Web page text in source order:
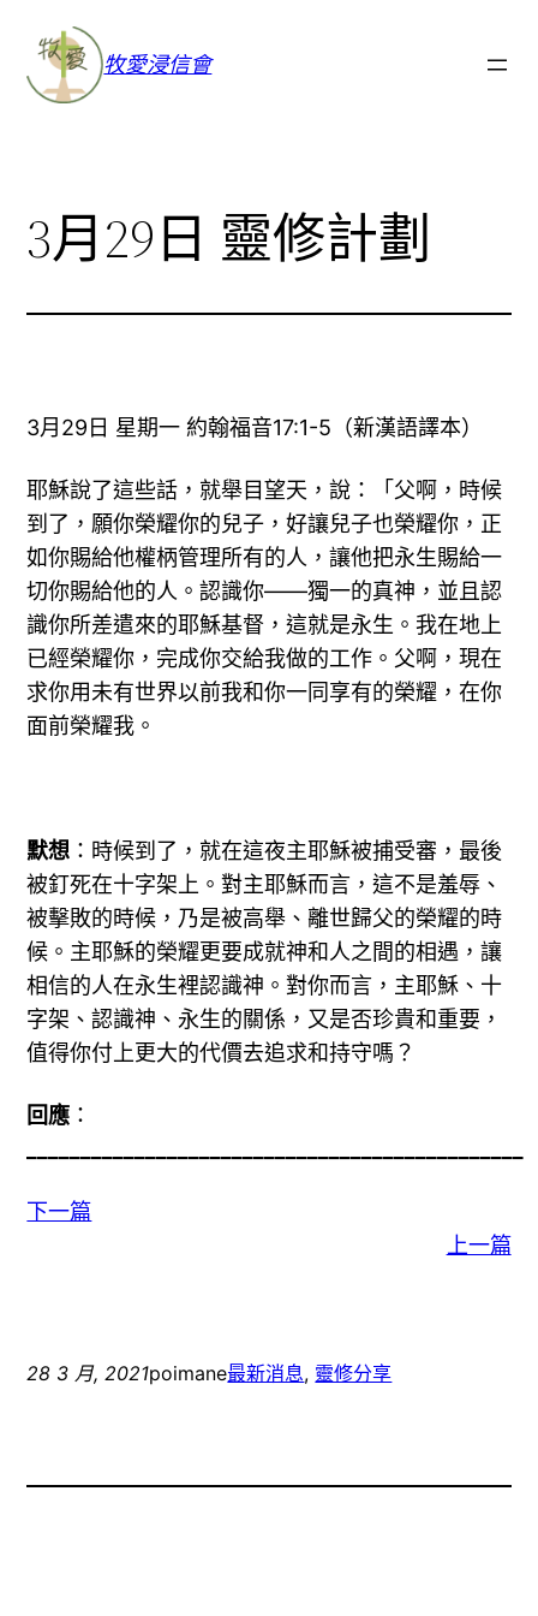
牧愛浸信會
3月29日 靈修計劃
3月29日 星期一 約翰福音17:1-5（新漢語譯本）
耶穌說了這些話，就舉目望天，說：「父啊，時候
到了，願你榮耀你的兒子，好讓兒子也榮耀你，正
如你賜給他權柄管理所有的人，讓他把永生賜給一
切你賜給他的人。認識你——獨一的真神，並且認
識你所差遣來的耶穌基督，這就是永生。我在地上
已經榮耀你，完成你交給我做的工作。父啊，現在
求你用未有世界以前我和你一同享有的榮耀，在你
面前榮耀我。
默想 ：時候到了，就在這夜主耶穌被捕受審，最後
被釘死在十字架上。對主耶穌而言，這不是羞辱、
被擊敗的時候，乃是被高舉、離世歸父的榮耀的時
候。主耶穌的榮耀更要成就神和人之間的相遇，讓
相信的人在永生裡認識神。對你而言，主耶穌、十
字架、認識神、永生的關係，又是否珍貴和重要，
值得你付上更大的代價去追求和持守嗎？
回應 ：
下一篇
上一篇
28 3 月, 2021poimane最新消息, 靈修分享